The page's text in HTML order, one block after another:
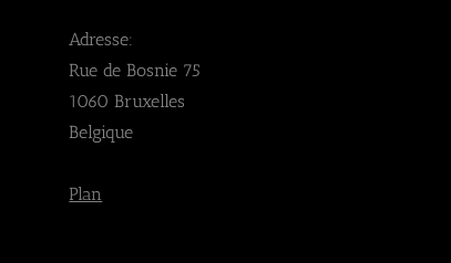
Adresse:
Rue de Bosnie 75
1060 Bruxelles
Belgique
Plan